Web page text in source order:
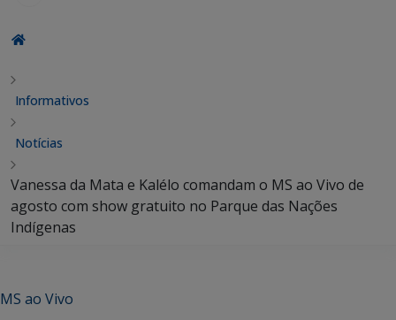
Informativos
Notícias
Vanessa da Mata e Kalélo comandam o MS ao Vivo de
agosto com show gratuito no Parque das Nações
Indígenas
MS ao Vivo